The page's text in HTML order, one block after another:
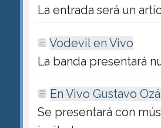
La entrada será un
Vodevil en Vivo
La banda presentará
En Vivo Gustavo
Se presentará con